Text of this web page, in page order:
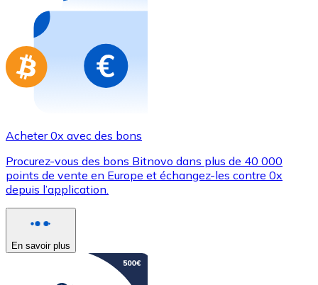
Achetez des cartes-cadeaux de vos marques
Aller à la boutique de cartes-cadeaux
Acheter 0x avec des bons
Procurez-vous des bons Bitnovo dans plus de 40 000
points de vente en Europe et échangez-les contre 0x
depuis l’application.
En savoir plus